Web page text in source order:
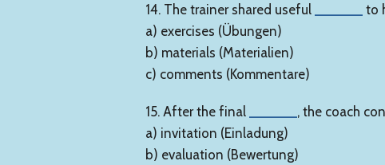
14. The trainer shared useful
to
a) exercises (Übungen)
b) materials (Materialien)
c) comments (Kommentare)
15. After the final
, the coach
a) invitation (Einladung)
b) evaluation (Bewertung)